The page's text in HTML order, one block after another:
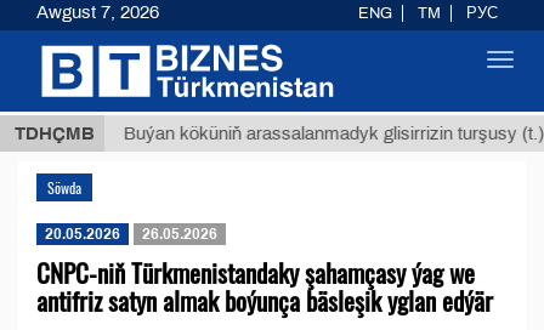
TDHÇMB
ТМТ Buýan köküniň arassalanmadyk glisirrizin turşusy (t.)
Söwda
20.05.2026 26.05.2026
CNPC-niň Türkmenistandaky şahamçasy ýag we
antifriz satyn almak boýunça bäsleşik yglan edýär
Awgust 7, 2026 ENG TM РУС